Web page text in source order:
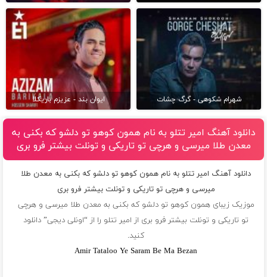
شهرام شکوهی - گرگ چشات ایوان بند - عزیزم باریکلا
دانلود آهنگ امیر تتلو به نام همون کوهو تو دلشو که بکنی به
معدن طلا میرسی و هرچی تو تاریکی و تونلت بیشتر فرو بری
دانلود آهنگ امیر تتلو به نام همون کوهو تو دلشو که بکنی به معدن طلا
میرسی و هرچی تو تاریکی و تونلت بیشتر فرو بری
موزیک زیبای همون کوهو تو دلشو که بکنی به معدن طلا میرسی و هرچی
تو تاریکی و تونلت بیشتر فرو بری از امیر تتلو را از “اونلی دیجی” دانلود
کنید.
Amir Tataloo Ye Saram Be Ma Bezan